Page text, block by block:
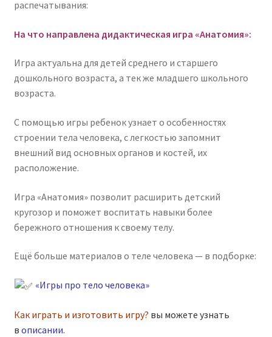
распечатывания:
На что направлена дидактическая игра «Анатомия»:
Игра актуальна для детей среднего и старшего
дошкольного возраста, а тек же младшего школьного
возраста.
С помощью игры ребенок узнает о особенностях
строении тела человека, с легкостью запомнит
внешний вид основных органов и костей, их
расположение.
Игра «Анатомия» позволит расширить детский
кругозор и поможет воспитать навыки более
бережного отношения к своему телу.
Ещё больше материалов о теле человека — в подборке:
«Игры про тело человека»
Как играть и изготовить игру? вы можете узнать
в описании.